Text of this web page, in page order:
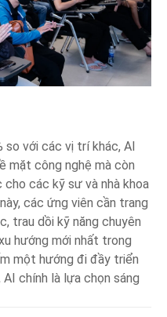
với các vị trí khác, AI
mặt công nghệ mà còn
các kỹ sư và nhà khoa
các ứng viên cần trang
trau dồi kỹ năng chuyên
hướng mới nhất trong
một hướng đi đầy triển
chính là lựa chọn sáng